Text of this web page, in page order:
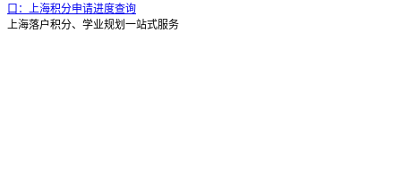
口：上海积分申请进度查询
上海落户积分、学业规划一站式服务